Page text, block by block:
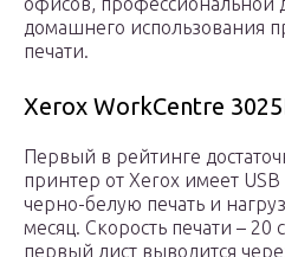
домашнего использования
печати.
Xerox WorkCentre
Первый в рейтинге
принтер от Xerox имеет
черно-белую печать и
месяц. Скорость печати – 20
первый лист выводится